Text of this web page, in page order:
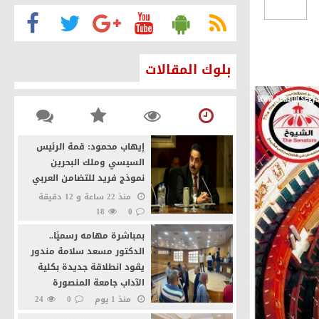
القومي
السيسي
القاهرة كصانعة للسلام
بفضل التحركات المصرية
بلوك المقالات
إيهاب محمود: قمة الرئيس
السيسي وملك البحرين
نموذج فريد للتضامن العربي
منذ 22 ساعة و 12 دقيقة
0
18
بمباشرة مهامه رسميًا..
الدكتور مسعد سلامة مندور
يقود انطلاقة جديدة بكلية
الآداب جامعة المنصورة
منذ 1 يوم 0
24